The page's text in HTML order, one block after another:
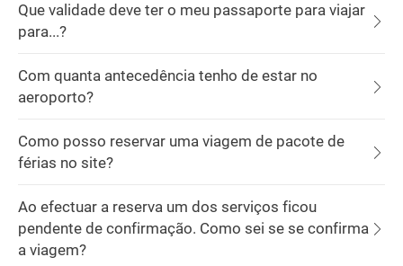
Que validade deve ter o meu passaporte para viajar
para...?
Com quanta antecedência tenho de estar no
aeroporto?
Como posso reservar uma viagem de pacote de
férias no site?
Ao efectuar a reserva um dos serviços ficou
pendente de confirmação. Como sei se se confirma
a viagem?